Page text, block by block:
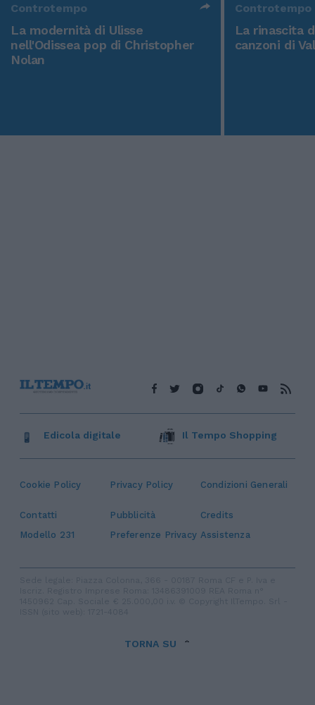
Controtempo
La modernità di Ulisse
nell'Odissea pop di Christopher
Nolan
Controtempo
La rinascita
canzoni di
Cookie Policy Privacy Policy Condizioni Generali
Contatti Pubblicità
Credits
Modello 231
Preferenze Privacy Assistenza
Edicola digitale Il Tempo Shopping
TORNA SU